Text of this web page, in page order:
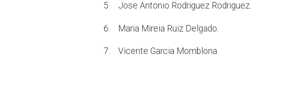
5. Jose Antonio Rodriguez Rodriguez.
6. Maria Mireia Ruiz Delgado.
7. Vicente Garcia Momblona.